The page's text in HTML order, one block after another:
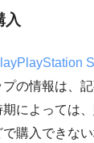
入
PlayStation
の情報は、
によっては
購入できない